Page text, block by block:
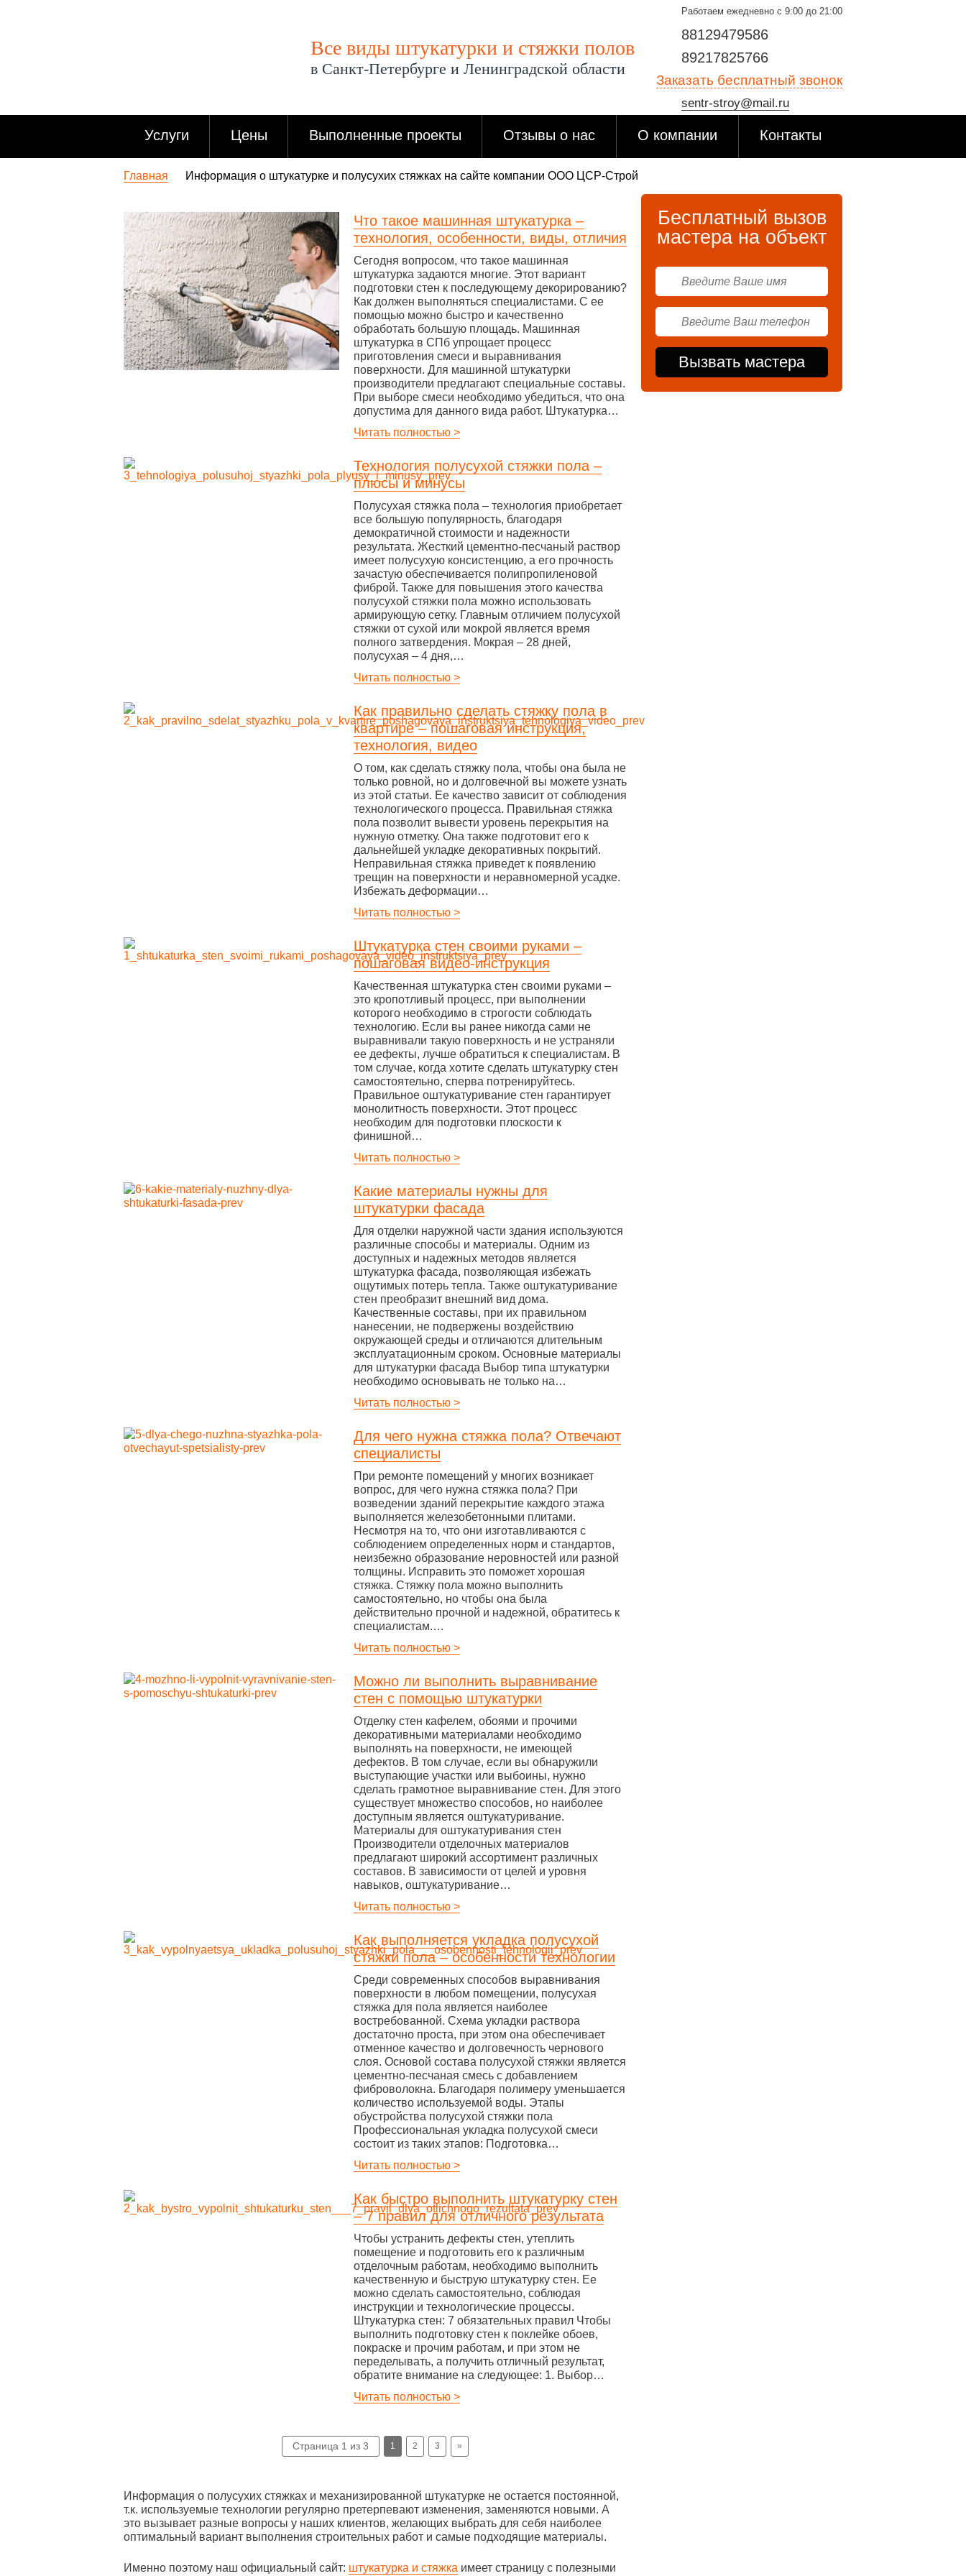
Все виды штукатурки и стяжки полов
в Санкт-Петербурге и Ленинградской области
Работаем ежедневно с 9:00 до 21:00
88129479586
89217825766
Заказать бесплатный звонок
sentr-stroy@mail.ru
Услуги Цены Выполненные проекты Отзывы о нас О компании Контакты
Главная Информация о штукатурке и полусухих стяжках на сайте компании ООО ЦСР-Строй
Что такое машинная штукатурка –
технология, особенности, виды, отличия
Сегодня вопросом, что такое машинная
штукатурка задаются многие. Этот вариант
подготовки стен к последующему декорированию?
Как должен выполняться специалистами. С ее
помощью можно быстро и качественно
обработать большую площадь. Машинная
штукатурка в СПб упрощает процесс
приготовления смеси и выравнивания
поверхности. Для машинной штукатурки
производители предлагают специальные составы.
При выборе смеси необходимо убедиться, что она
допустима для данного вида работ. Штукатурка…
Читать полностью >
Технология полусухой стяжки пола –
плюсы и минусы
Полусухая стяжка пола – технология приобретает
все большую популярность, благодаря
демократичной стоимости и надежности
результата. Жесткий цементно-песчаный раствор
имеет полусухую консистенцию, а его прочность
зачастую обеспечивается полипропиленовой
фиброй. Также для повышения этого качества
полусухой стяжки пола можно использовать
армирующую сетку. Главным отличием полусухой
стяжки от сухой или мокрой является время
полного затвердения. Мокрая – 28 дней,
полусухая – 4 дня,…
Читать полностью >
Как правильно сделать стяжку пола в
квартире – пошаговая инструкция,
технология, видео
О том, как сделать стяжку пола, чтобы она была не
только ровной, но и долговечной вы можете узнать
из этой статьи. Ее качество зависит от соблюдения
технологического процесса. Правильная стяжка
пола позволит вывести уровень перекрытия на
нужную отметку. Она также подготовит его к
дальнейшей укладке декоративных покрытий.
Неправильная стяжка приведет к появлению
трещин на поверхности и неравномерной усадке.
Избежать деформации…
Читать полностью >
Штукатурка стен своими руками –
пошаговая видео-инструкция
Качественная штукатурка стен своими руками –
это кропотливый процесс, при выполнении
которого необходимо в строгости соблюдать
технологию. Если вы ранее никогда сами не
выравнивали такую поверхность и не устраняли
ее дефекты, лучше обратиться к специалистам. В
том случае, когда хотите сделать штукатурку стен
самостоятельно, сперва потренируйтесь.
Правильное оштукатуривание стен гарантирует
монолитность поверхности. Этот процесс
необходим для подготовки плоскости к
финишной…
Читать полностью >
Какие материалы нужны для
штукатурки фасада
Для отделки наружной части здания используются
различные способы и материалы. Одним из
доступных и надежных методов является
штукатурка фасада, позволяющая избежать
ощутимых потерь тепла. Также оштукатуривание
стен преобразит внешний вид дома.
Качественные составы, при их правильном
нанесении, не подвержены воздействию
окружающей среды и отличаются длительным
эксплуатационным сроком. Основные материалы
для штукатурки фасада Выбор типа штукатурки
необходимо основывать не только на…
Читать полностью >
Для чего нужна стяжка пола? Отвечают
специалисты
При ремонте помещений у многих возникает
вопрос, для чего нужна стяжка пола? При
возведении зданий перекрытие каждого этажа
выполняется железобетонными плитами.
Несмотря на то, что они изготавливаются с
соблюдением определенных норм и стандартов,
неизбежно образование неровностей или разной
толщины. Исправить это поможет хорошая
стяжка. Стяжку пола можно выполнить
самостоятельно, но чтобы она была
действительно прочной и надежной, обратитесь к
специалистам.…
Читать полностью >
Можно ли выполнить выравнивание
стен с помощью штукатурки
Отделку стен кафелем, обоями и прочими
декоративными материалами необходимо
выполнять на поверхности, не имеющей
дефектов. В том случае, если вы обнаружили
выступающие участки или выбоины, нужно
сделать грамотное выравнивание стен. Для этого
существует множество способов, но наиболее
доступным является оштукатуривание.
Материалы для оштукатуривания стен
Производители отделочных материалов
предлагают широкий ассортимент различных
составов. В зависимости от целей и уровня
навыков, оштукатуривание…
Читать полностью >
Как выполняется укладка полусухой
стяжки пола – особенности технологии
Среди современных способов выравнивания
поверхности в любом помещении, полусухая
стяжка для пола является наиболее
востребованной. Схема укладки раствора
достаточно проста, при этом она обеспечивает
отменное качество и долговечность чернового
слоя. Основой состава полусухой стяжки является
цементно-песчаная смесь с добавлением
фиброволокна. Благодаря полимеру уменьшается
количество используемой воды. Этапы
обустройства полусухой стяжки пола
Профессиональная укладка полусухой смеси
состоит из таких этапов: Подготовка…
Читать полностью >
Как быстро выполнить штукатурку стен
– 7 правил для отличного результата
Чтобы устранить дефекты стен, утеплить
помещение и подготовить его к различным
отделочным работам, необходимо выполнить
качественную и быструю штукатурку стен. Ее
можно сделать самостоятельно, соблюдая
инструкции и технологические процессы.
Штукатурка стен: 7 обязательных правил Чтобы
выполнить подготовку стен к поклейке обоев,
покраске и прочим работам, и при этом не
переделывать, а получить отличный результат,
обратите внимание на следующее: 1. Выбор…
Читать полностью >
Страница 1 из 3 1 2 3 »
Информация о полусухих стяжках и механизированной штукатурке не остается постоянной,
т.к. используемые технологии регулярно претерпевают изменения, заменяются новыми. А
это вызывает разные вопросы у наших клиентов, желающих выбрать для себя наиболее
оптимальный вариант выполнения строительных работ и самые подходящие материалы.
Именно поэтому наш официальный сайт: штукатурка и стяжка имеет страницу с полезными
Бесплатный вызов
мастера на объект